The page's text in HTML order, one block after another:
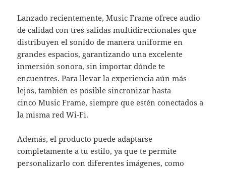
Lanzado recientemente, Music Frame ofrece audio
de calidad con tres salidas multidireccionales que
distribuyen el sonido de manera uniforme en
grandes espacios, garantizando una excelente
inmersión sonora, sin importar dónde te
encuentres. Para llevar la experiencia aún más
lejos, también es posible sincronizar hasta
cinco Music Frame, siempre que estén conectados a
la misma red Wi-Fi.
Además, el producto puede adaptarse
completamente a tu estilo, ya que te permite
personalizarlo con diferentes imágenes, como